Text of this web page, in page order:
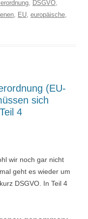
, DSGVO,
, EU, europäische,
(EU-
sich
4
wir noch gar nicht
geht es wieder um
DSGVO. In Teil 4